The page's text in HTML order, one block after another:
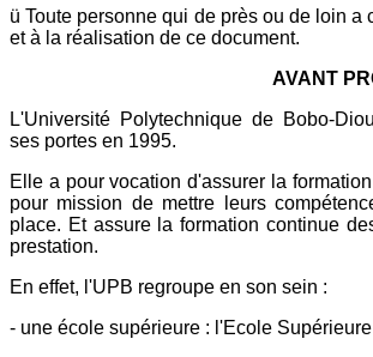
ü Toute personne qui de près ou de loin
et à la réalisation de ce document.
AVANT
L'Université Polytechnique de Bobo-
ses portes en 1995.
Elle a pour vocation d'assurer la
pour mission de mettre leurs
place. Et assure la formation continue
prestation.
En effet, l'UPB regroupe en son sein :
- une école supérieure : l'Ecole